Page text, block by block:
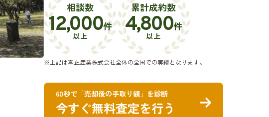
相談数
12,000件
以上
累計成約数
4,800件
以上
※上記は喜正産業株式会社全体の全国での実績となります。
60秒で「売却後の手取り額」を診断
今すぐ無料査定を行う